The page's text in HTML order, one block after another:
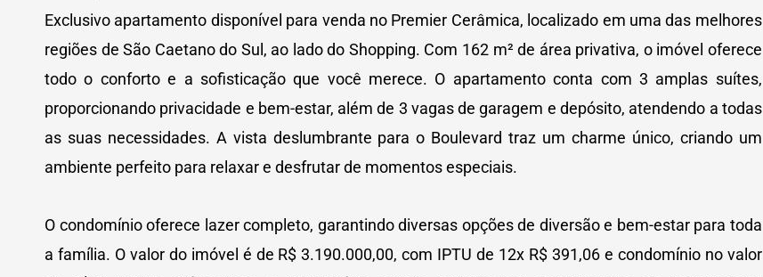
Exclusivo apartamento disponível para venda no Premier Cerâmica, localizado em uma das melhores
regiões de São Caetano do Sul, ao lado do Shopping. Com 162 m² de área privativa, o imóvel oferece
todo o conforto e a sofisticação que você merece. O apartamento conta com 3 amplas suítes,
proporcionando privacidade e bem-estar, além de 3 vagas de garagem e depósito, atendendo a todas
as suas necessidades. A vista deslumbrante para o Boulevard traz um charme único, criando um
ambiente perfeito para relaxar e desfrutar de momentos especiais.
O condomínio oferece lazer completo, garantindo diversas opções de diversão e bem-estar para toda
a família. O valor do imóvel é de R$ 3.190.000,00, com IPTU de 12x R$ 391,06 e condomínio no valor